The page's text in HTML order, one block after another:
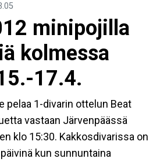
minipojilla
kolmessa
17.4.
pelaa 1-divarin ottelun Beat
vastaan Järvenpäässä
klo 15:30. Kakkosdivarissa on
kun sunnuntaina